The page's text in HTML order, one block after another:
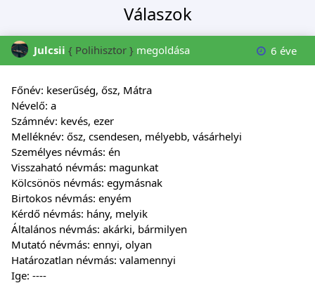
Válaszok
Julcsii { Polihisztor } megoldása 6 éve
Főnév: keserűség, ősz, Mátra
Névelő: a
Számnév: kevés, ezer
Melléknév: ősz, csendesen, mélyebb, vásárhelyi
Személyes névmás: én
Visszaható névmás: magunkat
Kölcsönös névmás: egymásnak
Birtokos névmás: enyém
Kérdő névmás: hány, melyik
Általános névmás: akárki, bármilyen
Mutató névmás: ennyi, olyan
Határozatlan névmás: valamennyi
Ige: ----